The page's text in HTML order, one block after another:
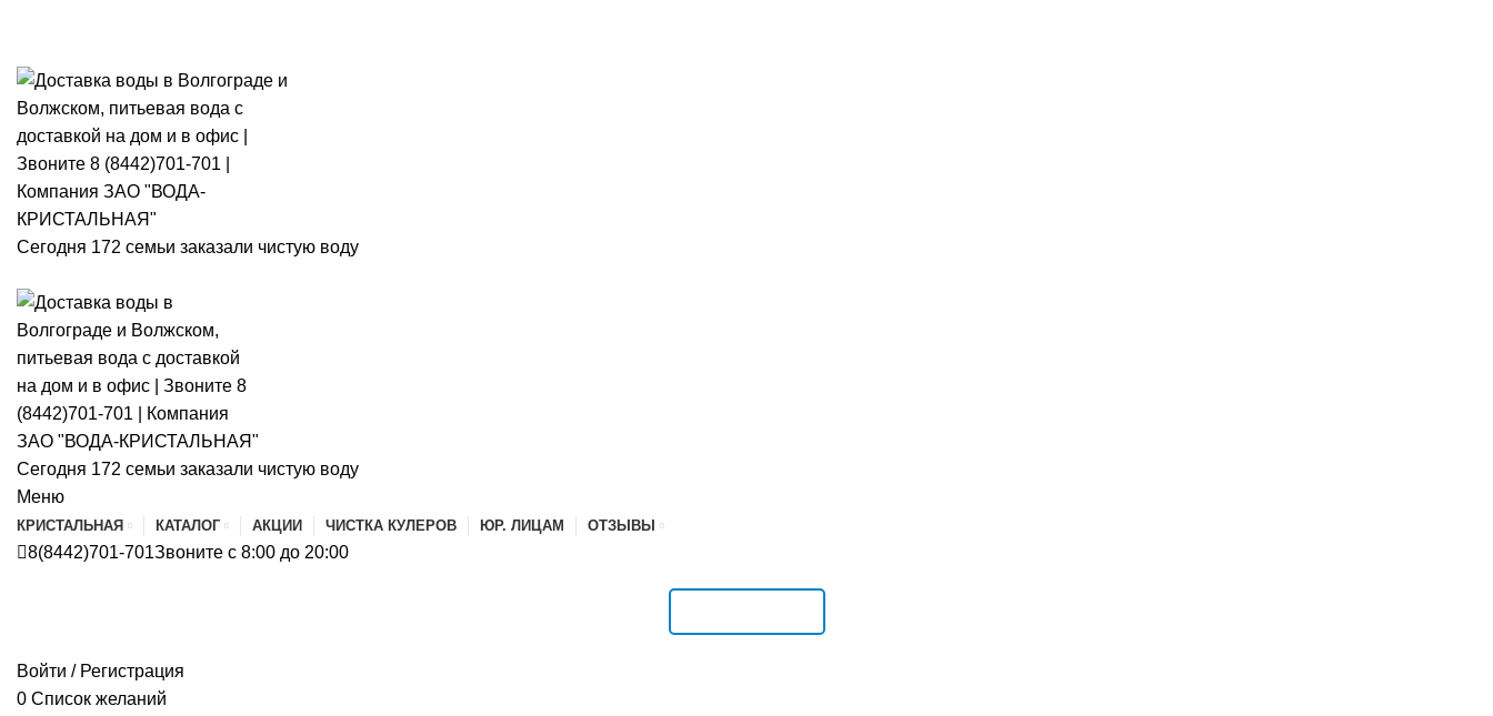
Сегодня 172 семьи заказали чистую воду
Сегодня 172 семьи заказали чистую воду
Меню
КРИСТАЛЬНАЯ КАТАЛОГ АКЦИИ ЧИСТКА КУЛЕРОВ ЮР. ЛИЦАМ ОТЗЫВЫ
8(8442)701-701Звоните с 8:00 до 20:00
Войти / Регистрация
0 Список желаний